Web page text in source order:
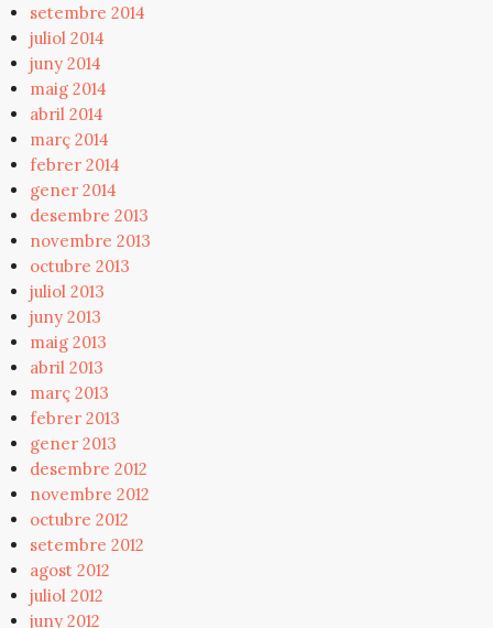
setembre 2014
juliol 2014
juny 2014
maig 2014
abril 2014
març 2014
febrer 2014
gener 2014
desembre 2013
novembre 2013
octubre 2013
juliol 2013
juny 2013
maig 2013
abril 2013
març 2013
febrer 2013
gener 2013
desembre 2012
novembre 2012
octubre 2012
setembre 2012
agost 2012
juliol 2012
juny 2012